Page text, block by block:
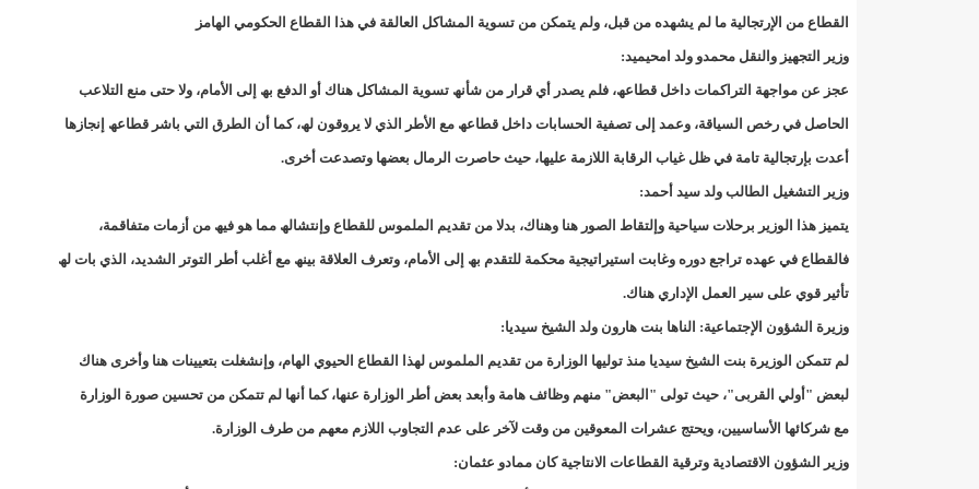
inchiriالصادر في أعقاب اجتماع مجلس الوزراء اليوم/إينشيري inchiriتعميم يحظر استخدام الهواتف المحمولة داخل المؤسسات التعليمية/إينشيري
inchiriمشاريع بيع الألبان في الحوضين/إينشيري
nkttلصوص يسرقون سيارة نائب في البرلمان/إينشيري
vendأنباء عن حملة للتأكد من سلامة نظم بيع مواد التجميل في موريتانياf «موريتل» تطلق عملية إفطار الصائم لصالح الفقراء
أأزمة بين إدارة ميناء نواكشوط والمفتشية العامة للدولة/إينشيري
أأزمة بين إدارة ميناء نواكشوط والمفتشية العامة للدولة/إينشيري
أأزمة بين إدارة ميناء نواكشوط والمفتشية العامة للدولة/إينشيري أأزمة بين إدارة ميناء نواكشوط والمفتشية العامة للدولة/إينشيري
أئمة يتجاهلون تعميم وزارة الشؤون الإسلامية بتوحيد "الخطبة"/إينشيري أبرز ما جاء في مقابلة ولد عبد العزيز مع صحيفة"Jeune Afrique"/إينشيري
القطاع من الإرتجالیة ما لم یشھده من قبل، ولم یتمكن من تسویة المشاكل العالقة في ھذا القطاع الحكومي الھامز
وزیر التجھیز والنقل محمدو ولد امحیمید:
عجز عن مواجھة التراكمات داخل قطاعھ، فلم یصدر أي قرار من شأنھ تسویة المشاكل ھناك أو الدفع بھ إلى الأمام، ولا حتى منع التلاعب
الحاصل في رخص السیاقة، وعمد إلى تصفیة الحسابات داخل قطاعھ مع الأطر الذي لا یروقون لھ، كما أن الطرق التي باشر قطاعھ إنجازھا
أعدت بإرتجالیة تامة في ظل غیاب الرقابة اللازمة علیھا، حیث حاصرت الرمال بعضھا وتصدعت أخرى.
وزیر التشغیل الطالب ولد سید أحمد:
یتمیز ھذا الوزیر برحلات سیاحیة وإلتقاط الصور ھنا وھناك، بدلا من تقدیم الملموس للقطاع وإنتشالھ مما ھو فیھ من أزمات متفاقمة،
فالقطاع في عھده تراجع دوره وغابت استیراتیجیة محكمة للتقدم بھ إلى الأمام، وتعرف العلاقة بینھ مع أغلب أطر التوتر الشدید، الذي بات لھ
تأثیر قوي على سیر العمل الإداري ھناك.
وزیرة الشؤون الإجتماعیة: الناھا بنت ھارون ولد الشیخ سیدیا:
لم تتمكن الوزیرة بنت الشیخ سیدیا منذ تولیھا الوزارة من تقدیم الملموس لھذا القطاع الحیوي الھام، وإنشغلت بتعیینات ھنا وأخرى ھناك
لبعض "أولي القربى"، حیث تولى "البعض" منھم وظائف ھامة وأبعد بعض أطر الوزارة عنھا، كما أنھا لم تتمكن من تحسین صورة الوزارة
مع شركائھا الأساسیین، ویحتج عشرات المعوقین من وقت لآخر على عدم التجاوب اللازم معھم من طرف الوزارة.
وزیر الشؤون الاقتصادیة وترقیة القطاعات الانتاجیة كان ممادو عثمان: